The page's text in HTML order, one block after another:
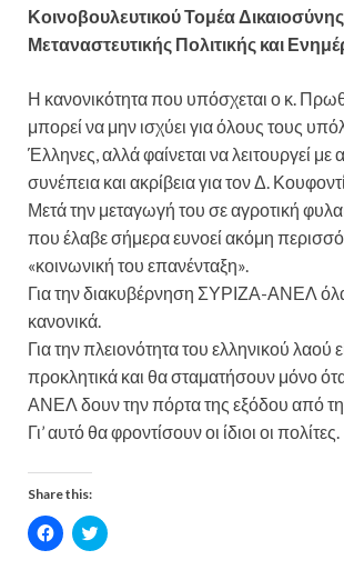
Κοινοβουλευτικού Τομέα
Μεταναστευτικής Πολιτικής και
Η κανονικότητα που υπόσχεται ο κ.
μπορεί να μην ισχύει για όλους τους
Έλληνες, αλλά φαίνεται να λειτουργεί με
συνέπεια και ακρίβεια για τον Δ.
Μετά την μεταγωγή του σε αγροτική
που έλαβε σήμερα ευνοεί ακόμη
«κοινωνική του επανένταξη».
Για την διακυβέρνηση ΣΥΡΙΖΑ-ΑΝΕΛ όλα
κανονικά.
Για την πλειονότητα του ελληνικού λαού
προκλητικά και θα σταματήσουν μόνο
ΑΝΕΛ δουν την πόρτα της εξόδου από
Γι’ αυτό θα φροντίσουν οι ίδιοι οι πολίτες.
Share this:
C
l
C
l